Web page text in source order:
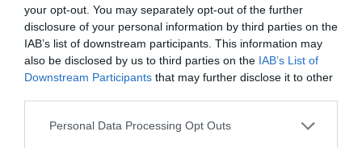
your opt-out. You may separately opt-out of the further
disclosure of your personal information by third parties on the
IAB’s list of downstream participants. This information may
also be disclosed by us to third parties on the IAB’s List of
Downstream Participants that may further disclose it to other
Please note that this website/app uses one or more Google
Personal Data Processing Opt Outs